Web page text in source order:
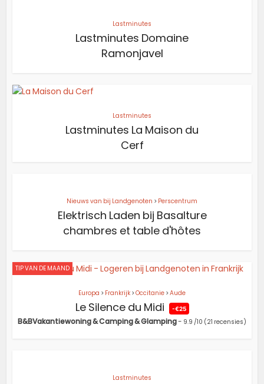
Lastminutes
Lastminutes Domaine
Ramonjavel
Lastminutes
Lastminutes La Maison du
Cerf
Nieuws van bij Landgenoten > Perscentrum
Elektrisch Laden bij Basalture
chambres et table d'hôtes
TIP VAN DE MAAND
Europa > Frankrijk >Occitanie >Aude
Le Silence du Midi -€25
B&BVakantiewoning & Camping & Glamping- 9.9 /10 (21 recensies)
Lastminutes